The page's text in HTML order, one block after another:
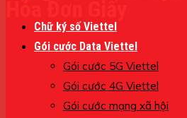
Chữ ký số Viettel
Gói cước Data Viettel
Gói cước 5G Viettel
Gói cước 4G Viettel
Gói cước mạng xã hội